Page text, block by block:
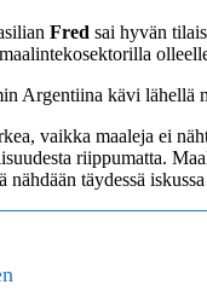
Fred sai hyvän
Argentiina kävi lähellä
vaikka maaleja ei
riippumatta.
nähdään täydessä